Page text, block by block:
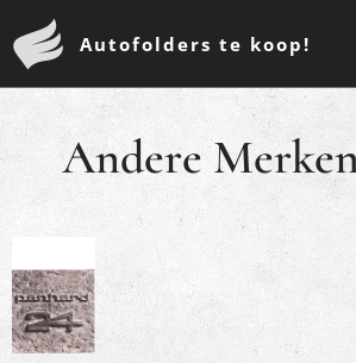
Autofolders te koop!
Andere